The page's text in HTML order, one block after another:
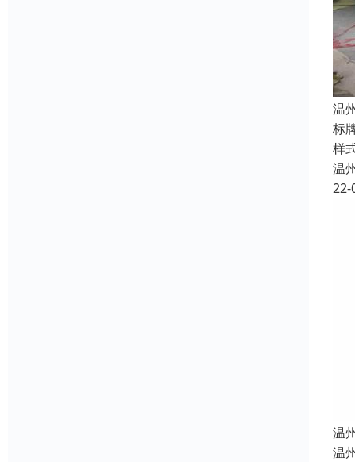
温
标
样
温
22-
温
温